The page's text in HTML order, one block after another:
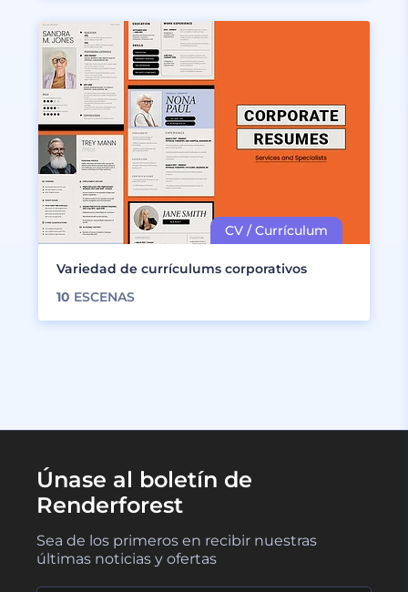
Variedad de currículums corporativos
10 ESCENAS
Únase al boletín de
Renderforest
Sea de los primeros en recibir nuestras
últimas noticias y ofertas